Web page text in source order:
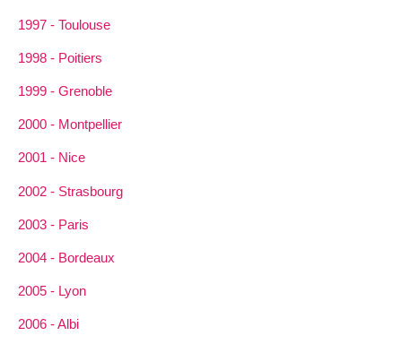
1997 - Toulouse
1998 - Poitiers
1999 - Grenoble
2000 - Montpellier
2001 - Nice
2002 - Strasbourg
2003 - Paris
2004 - Bordeaux
2005 - Lyon
2006 - Albi